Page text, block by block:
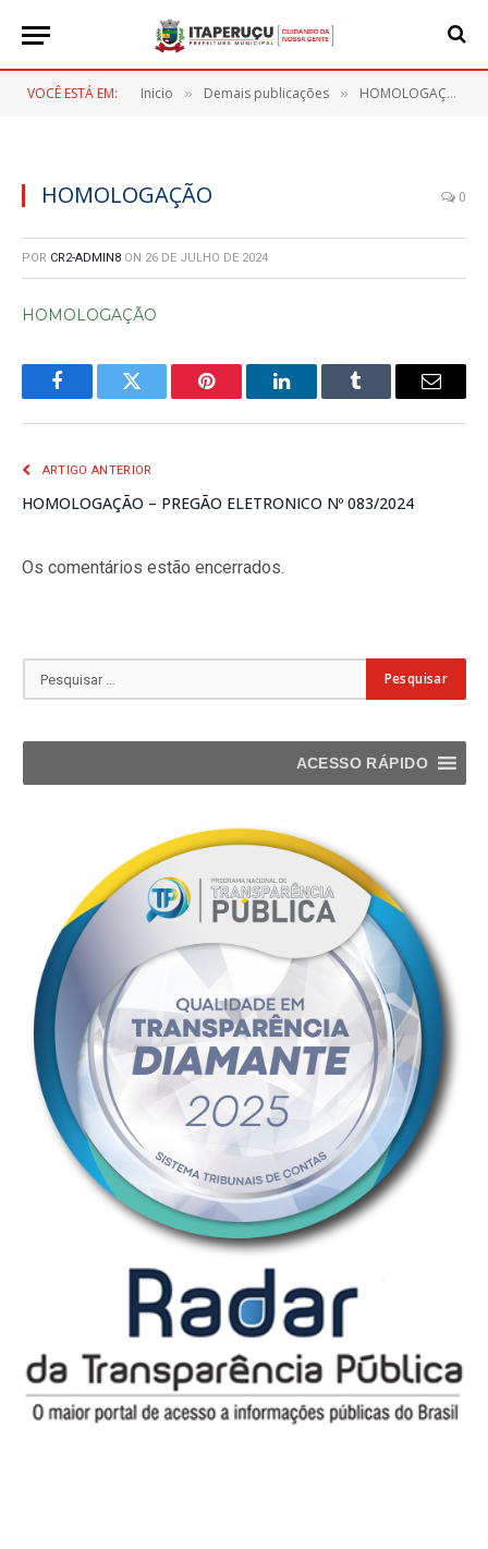
VOCÊ ESTÁ EM: Inicio » Demais publicações » HOMOLOGAÇÃO – PREGÃO ELETRONICO Nº 083/2024
HOMOLOGAÇÃO 0
POR CR2-ADMIN8 ON 26 DE JULHO DE 2024
HOMOLOGAÇÃO
FacebookTwitter Pinterest LinkedInTumblr
E-
ARTIGO ANTERIOR
HOMOLOGAÇÃO – PREGÃO ELETRONICO Nº 083/2024
Os comentários estão encerrados.
ACESSO RÁPIDO